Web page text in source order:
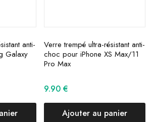
anti-
Galaxy
Verre trempé ultra-résistant anti-
choc pour iPhone XS Max/11
Pro Max
9.90 €
Ajouter au panier